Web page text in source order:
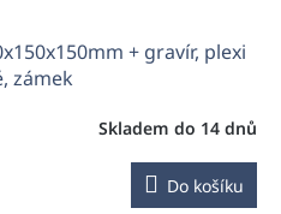
+ gravír, plexi
zámek
Skladem do 14 dnů
Do košíku